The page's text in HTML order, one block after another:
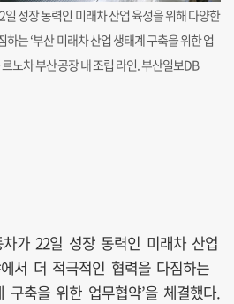
성장 동력인 미래차 산업 육성을 위해 다양한
는 ‘부산 미래차 산업 생태계 구축을 위한 업
노차 부산공장 내 조립 라인. 부산일보DB
가 22일 성장 동력인 미래차 산업
서 더 적극적인 협력을 다짐하는
구축을 위한 업무협약’을 체결했다.